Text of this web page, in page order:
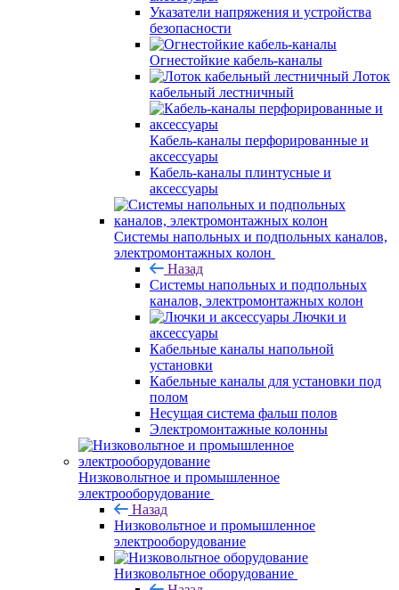
Указатели напряжения и устройства
безопасности
Огнестойкие кабель-каналы
Лоток
кабельный лестничный
Кабель-каналы перфорированные и
аксессуары
Кабель-каналы плинтусные и
аксессуары
Системы напольных и подпольных каналов,
электромонтажных колон
Назад
Системы напольных и подпольных
каналов, электромонтажных колон
Лючки и
аксессуары
Кабельные каналы напольной
установки
Кабельные каналы для установки под
полом
Несущая система фальш полов
Электромонтажные колонны
Низковольтное и промышленное
электрооборудование
Назад
Низковольтное и промышленное
электрооборудование
Низковольтное оборудование